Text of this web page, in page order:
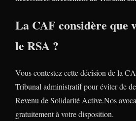
La CAF considère que
le RSA ?
Vous contestez cette décision de la
Tribunal administratif pour éviter de
Revenu de Solidarité Active.Nos
gratuitement à votre disposition.